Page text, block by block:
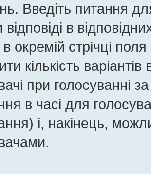
Введіть питання
відповіді в
окремій стрічці
кількість
при голосуванні
в часі для
і, накінець,